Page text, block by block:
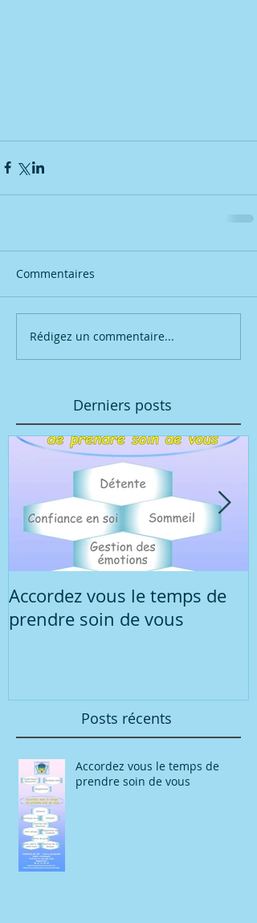
Commentaires
Rédigez un commentaire...
Derniers posts
Accordez vous le temps de
prendre soin de vous
Posts récents
Accordez vous le temps de
prendre soin de vous